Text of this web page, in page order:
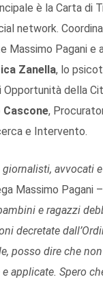
è la Carta di
network.
Massimo Pagani e
Zanella, lo
Opportunità della
Cascone,
e Intervento.
avvocati
Massimo Pagani –
e ragazzi
decretate
posso dire che
applicate. Spero